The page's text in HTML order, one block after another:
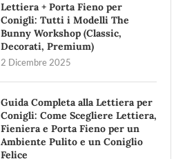
Lettiera + Porta Fieno per
Conigli: Tutti i Modelli The
Bunny Workshop (Classic,
Decorati, Premium)
2 Dicembre 2025
Guida Completa alla Lettiera per
Conigli: Come Scegliere Lettiera,
Fieniera e Porta Fieno per un
Ambiente Pulito e un Coniglio
Felice